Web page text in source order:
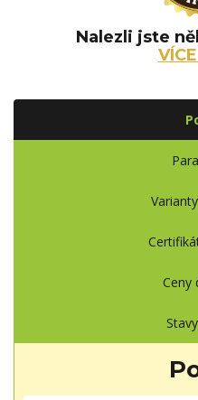
Nalezli jste
Ceny